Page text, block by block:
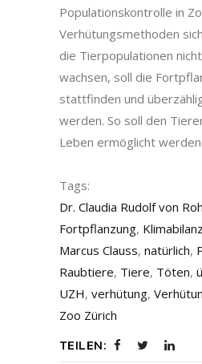
Populationskontrolle in
Verhütungsmethoden
die Tierpopulationen
wachsen, soll die
stattfinden und
werden. So soll den
Leben ermöglicht
Tags:
Dr. Claudia Rudolf von Roh
Fortpflanzung, Klimabilanz
Marcus Clauss, natürlich,
Raubtiere, Tiere, Töten,
UZH, verhütung,
Zoo Zürich
TEILEN: